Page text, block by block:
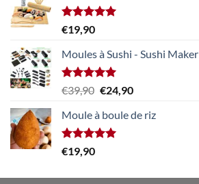
Note5.00
sur 5
€19,90
Moules à Sushi - Sushi Maker
Note5.00
sur 5
€39,90 Le
initial
était :
€24,90Le
actuel
Moule à boule de riz
Note5.00
sur 5
€19,90